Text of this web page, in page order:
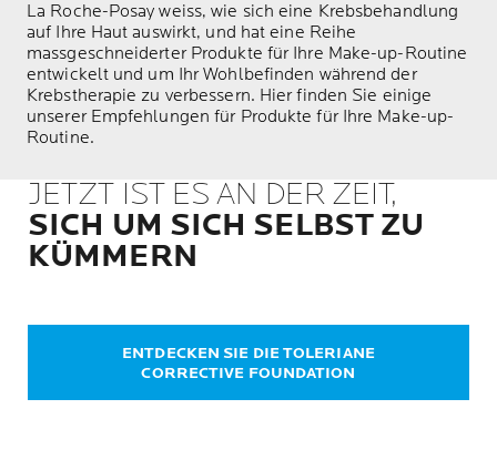
La Roche-Posay weiss, wie sich eine Krebsbehandlung
auf Ihre Haut auswirkt, und hat eine Reihe
massgeschneiderter Produkte für Ihre Make-up-Routine
entwickelt und um Ihr Wohlbefinden während der
Krebstherapie zu verbessern. Hier finden Sie einige
unserer Empfehlungen für Produkte für Ihre Make-up-
Routine.
JETZT IST ES AN DER ZEIT,
SICH UM SICH SELBST ZU
KÜMMERN
ENTDECKEN SIE DIE TOLERIANE
CORRECTIVE FOUNDATION